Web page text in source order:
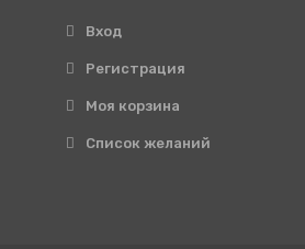
Вход
Регистрация
Моя корзина
Cписок желаний